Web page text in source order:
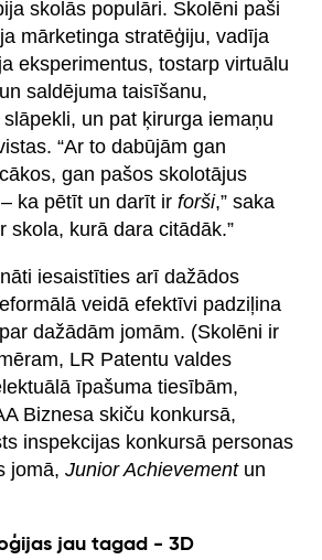
skolās populāri. Skolēni paši
mārketinga stratēģiju, vadīja
eksperimentus, tostarp virtuālu
saldējuma taisīšanu,
un pat ķirurga iemaņu
“Ar to dabūjām gan
gan pašos skolotājus
ka pētīt un darīt ir forši,” saka
skola, kurā dara citādāk.”
iesaistīties arī dažādos
veidā efektīvi padziļina
dažādām jomām. (Skolēni ir
LR Patentu valdes
īpašuma tiesībām,
Biznesa skiču konkursā,
inspekcijas konkursā personas
jomā, Junior Achievementun
jau tagad - 3D